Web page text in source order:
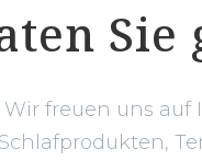
Sie
Wir freuen uns auf
Schlafprodukten,